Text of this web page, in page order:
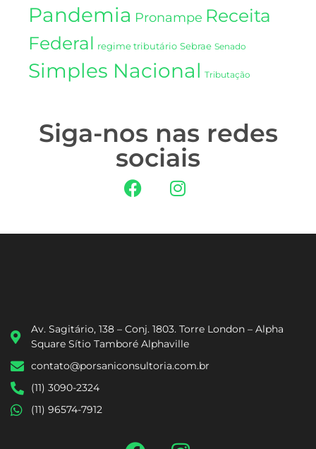
Pandemia Pronampe Receita
Federal regime tributário Sebrae Senado
Simples Nacional Tributação
Siga-nos nas redes
sociais
Av. Sagitário, 138 – Conj. 1803. Torre London – Alpha
Square Sítio Tamboré Alphaville
contato@porsaniconsultoria.com.br
(11) 3090-2324
(11) 96574-7912